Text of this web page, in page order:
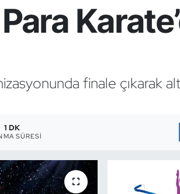
finale çıkarak
1 DK
SÜRESI